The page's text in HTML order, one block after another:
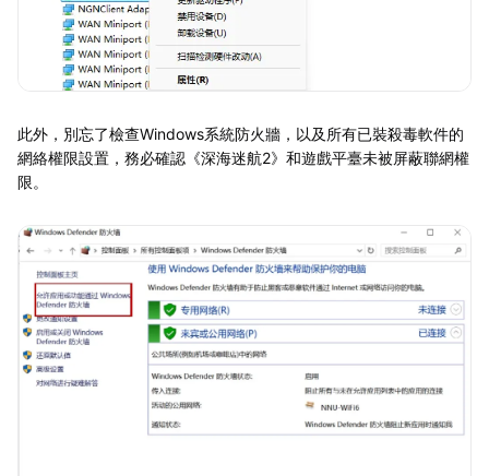
此外，別忘了檢查Windows系統防火牆，以及所有已裝殺毒軟件的
網絡權限設置，務必確認《深海迷航2》和遊戲平臺未被屏蔽聯網權
限。